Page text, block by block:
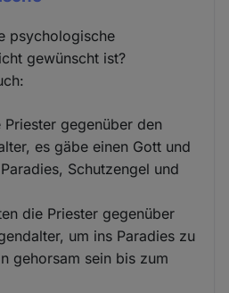
psychologische
gewünscht ist?
gegenüber den
es gäbe einen Gott und
Schutzengel und
die Priester gegenüber
um ins Paradies zu
gehorsam sein bis zum